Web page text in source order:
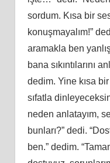
sordum. Kısa bir
konuşmayalım!”
aramakla ben
bana sıkıntılarını
dedim. Yine kısa
sıfatla
neden anlatayım,
bunları?” dedi.
ben.” dedim.